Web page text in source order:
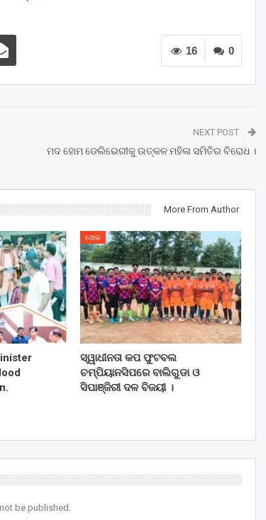
0
16
NEXT POST
ମଦ ହୋମ ଡେଲିଭେରୀକୁ ଉତ୍କଳ ମହିଳା ସମିତିର ବିରୋଧ ।
More From Author
ଖେଳ
ସ୍ୱାଧୀନତା କପ ଫୁଟବଲ
ଚମ୍ପିୟାନସିପରେ ବାଲିଗୁଡା ଓ
ସିପାଞ୍ଜିରୀ ଦଳ ବିଜୟୀ ।
be published.